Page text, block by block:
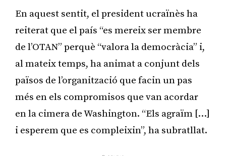
En aquest sentit, el president ucraïnès ha
reiterat que el país “es mereix ser membre
de l’OTAN” perquè “valora la democràcia” i,
al mateix temps, ha animat a conjunt dels
països de l’organització que facin un pas
més en els compromisos que van acordar
en la cimera de Washington. “Els agraïm […]
i esperem que es compleixin”, ha subratllat.